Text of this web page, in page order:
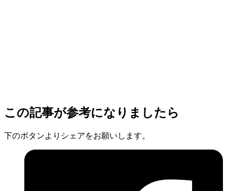
この記事が参考になりましたら
下のボタンよりシェアをお願いします。